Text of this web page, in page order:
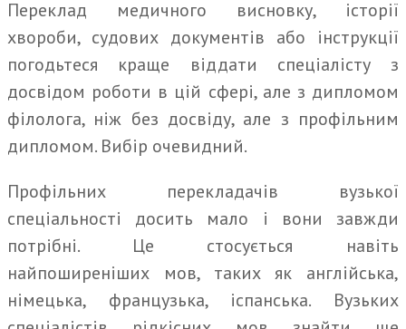
Переклад медичного висновку, історії
хвороби, судових документів або інструкції
погодьтеся краще віддати спеціалісту з
досвідом роботи в цій сфері, але з дипломом
філолога, ніж без досвіду, але з профільним
дипломом. Вибір очевидний.
Профільних перекладачів вузької
спеціальності досить мало і вони завжди
потрібні. Це стосується навіть
найпоширеніших мов, таких як англійська,
німецька, французька, іспанська. Вузьких